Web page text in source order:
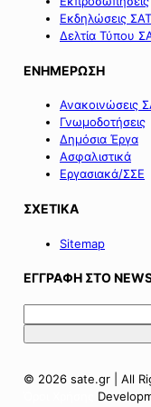
Εκδηλώσεις
Δελτία Τύπου
ΕΝΗΜΕΡΩΣΗ
Ανακοινώσεις
Γνωμοδοτήσεις
Δημόσια Έργα
Ασφαλιστικά
Εργασιακά/ΣΣΕ
ΣΧΕΤΙΚΑ
Sitemap
ΕΓΓΡΑΦΗ ΣΤΟ
© 2026 sate.gr | All